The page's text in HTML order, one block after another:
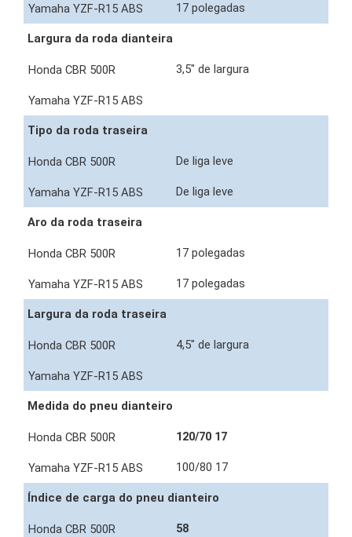
17 polegadas
Largura da roda dianteira
3,5" de largura
Tipo da roda traseira
De liga leve
De liga leve
Aro da roda traseira
17 polegadas
17 polegadas
Largura da roda traseira
4,5" de largura
Medida do pneu dianteiro
120/70 17
100/80 17
Índice de carga do pneu dianteiro
58